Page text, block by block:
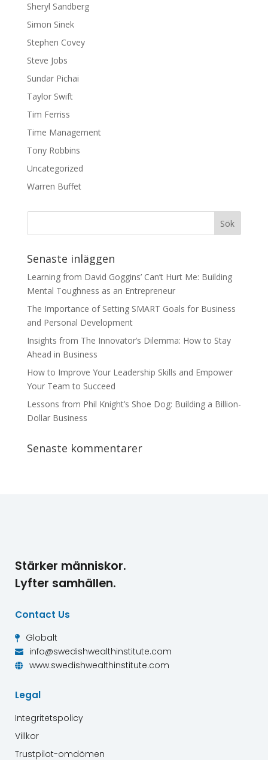
Sheryl Sandberg
Simon Sinek
Stephen Covey
Steve Jobs
Sundar Pichai
Taylor Swift
Tim Ferriss
Time Management
Tony Robbins
Uncategorized
Warren Buffet
Senaste inläggen
Learning from David Goggins’ Can’t Hurt Me: Building
Mental Toughness as an Entrepreneur
The Importance of Setting SMART Goals for Business
and Personal Development
Insights from The Innovator’s Dilemma: How to Stay
Ahead in Business
How to Improve Your Leadership Skills and Empower
Your Team to Succeed
Lessons from Phil Knight’s Shoe Dog: Building a Billion-
Dollar Business
Senaste kommentarer
Stärker människor.
Lyfter samhällen.
Contact Us
 Globalt
 info@swedishwealthinstitute.com
 www.swedishwealthinstitute.com
Legal
Integritetspolicy
Villkor
Trustpilot-omdömen